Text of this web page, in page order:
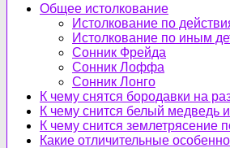
Общее истолкование
Истолкование по
Истолкование по иным
Сонник Фрейда
Сонник Лоффа
Сонник Лонго
К чему снятся бородавки на
К чему снится белый медведь
К чему снится
Какие отличительные